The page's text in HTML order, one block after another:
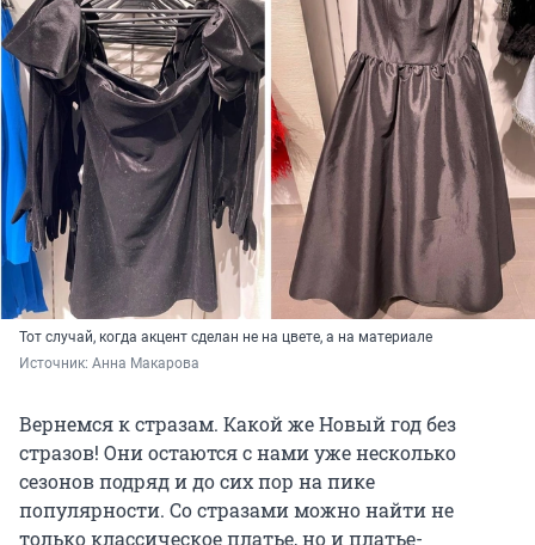
Тот случай, когда акцент сделан не на цвете, а на материале
Источник: Анна Макарова
Вернемся к стразам. Какой же Новый год без
стразов! Они остаются с нами уже несколько
сезонов подряд и до сих пор на пике
популярности. Со стразами можно найти не
только классическое платье, но и платье-